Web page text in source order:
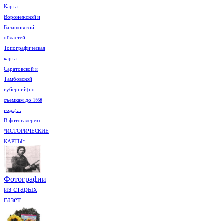
Карта
Воронежской и
Балашовской
областей.
Топографическая
карта
Саратовской и
Тамбовской
губерний(по
съемкам до 1868
года)...
В фотогалерею
"ИСТОРИЧЕСКИЕ
КАРТЫ"
Фотографии
из старых
газет